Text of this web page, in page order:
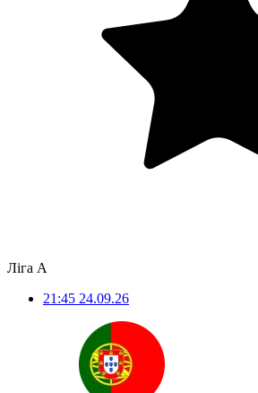
Ліга А
21:45 24.09.26